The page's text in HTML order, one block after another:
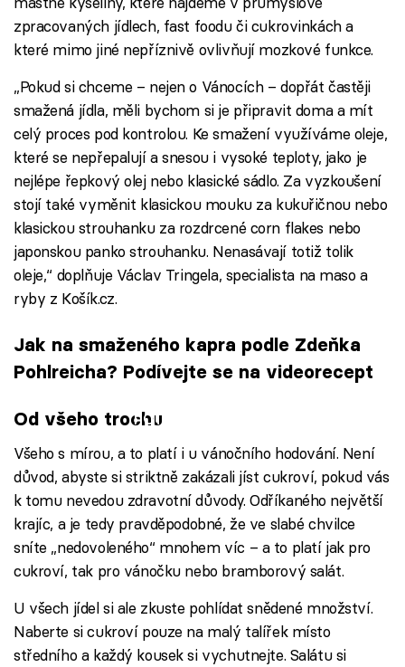
zpracovaných jídlech, fast foodu či cukrovinkách a
které mimo jiné nepříznivě ovlivňují mozkové funkce.
„Pokud si chceme – nejen o Vánocích – dopřát častěji
smažená jídla, měli bychom si je připravit doma a mít
celý proces pod kontrolou. Ke smažení využíváme oleje,
které se nepřepalují a snesou i vysoké teploty, jako je
nejlépe řepkový olej nebo klasické sádlo. Za vyzkoušení
stojí také vyměnit klasickou mouku za kukuřičnou nebo
klasickou strouhanku za rozdrcené corn flakes nebo
japonskou panko strouhanku. Nenasávají totiž tolik
oleje,“ doplňuje Václav Tringela, specialista na maso a
ryby z Košík.cz.
Jak na smaženého kapra podle Zdeňka
Pohlreicha? Podívejte se na videorecept
Failed to fetch
Od všeho trochu
Všeho s mírou, a to platí i u vánočního hodování. Není
důvod, abyste si striktně zakázali jíst cukroví, pokud vás
k tomu nevedou zdravotní důvody. Odříkaného největší
krajíc, a je tedy pravděpodobné, že ve slabé chvilce
sníte „nedovoleného“ mnohem víc – a to platí jak pro
cukroví, tak pro vánočku nebo bramborový salát.
U všech jídel si ale zkuste pohlídat snědené množství.
Naberte si cukroví pouze na malý talířek místo
středního a každý kousek si vychutnejte. Salátu si